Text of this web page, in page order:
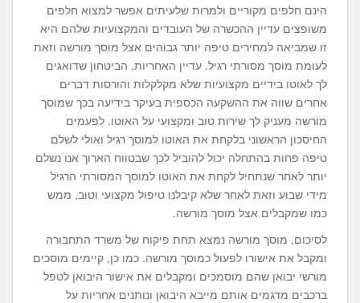
הינם חלפים מקוריים ולמרות שלעיתים אפשר למצוא חלפים
משופצים עדיין ההכשרה של העובדים והמקצועיות שלהם היא
זו שמביאה למחירים טיפה יותר גבוהים אצל מוסך מורשה וזאת
לעומת מוסך מסורתי רגיל. עדיין האחריות, הביטחון שדואגים
לך לאוטו בידיים מקצועיות שלא מקלקלות והורסות דברים
אחרים שווה את ההשקעה הכספית בעיקר בידיעה בכך שמוסך
מורשה מעניק לך שירות טוב ומקצועי על האוטו. לפעמים
החיסכון הראשוני בלקחת את האוטו למוסך רגיל ואולי לשלם
טיפה פחות בהתחלה יכול להוביל לכך שבטווח הארוך אנו נשלם
יותר לאחר שנתחיל לקחת את האוטו למוסך המסורתי הרגיל
מידי שבוע וזאת לאחר שלא קיבלנו טיפול מקצועי וטוב, ממש
כמו שמקבלים אצל מוסך מורשה.
לסיכום, מוסך מורשה נמצא תחת פיקוח של משרד התחבורה
ומקבל את אישורו לפעול כמוסך מורשה. כמו כן, קיימים מוסכים
מורשי יבואן שהם מוסמכים ומקבלים את אישור היבואן לטפל
ברכבים מדגמים אותם מייבא היבואן ונותנים אחריות על